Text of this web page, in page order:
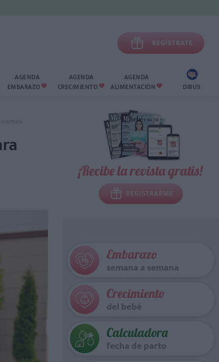
 REGÍSTRATE
AGENDA
EMBARAZO 
AGENDA
CRECIMIENTO 
AGENDA
ALIMENTACIÓN  DIBUS
¡Recibe la revista gratis!
REGISTRARME
Embarazo
semana a semana
Crecimiento
del bebé
Calculadora
fecha de parto